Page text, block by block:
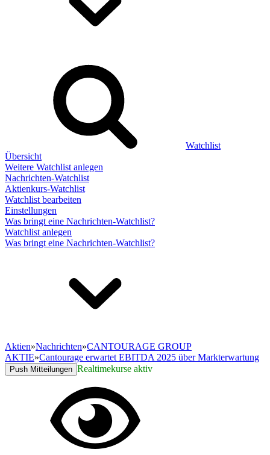
Watchlist
Übersicht
Weitere Watchlist anlegen
Nachrichten-Watchlist
Aktienkurs-Watchlist
Watchlist bearbeiten
Einstellungen
Was bringt eine Nachrichten-Watchlist?
Watchlist anlegen
Was bringt eine Nachrichten-Watchlist?
Aktien»Nachrichten»CANTOURAGE GROUP
AKTIE»Cantourage erwartet EBITDA 2025 über Markterwartung
Push Mitteilungen Realtimekurse aktiv